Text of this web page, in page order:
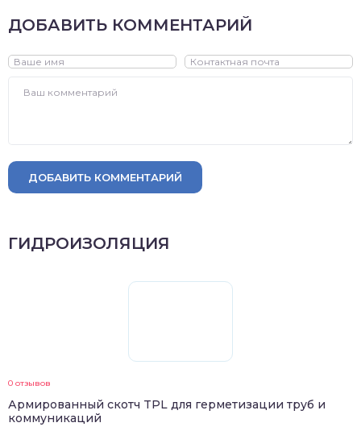
ДОБАВИТЬ КОММЕНТАРИЙ
ДОБАВИТЬ КОММЕНТАРИЙ
ГИДРОИЗОЛЯЦИЯ
0 отзывов
Армированный скотч TPL для герметизации труб и
коммуникаций